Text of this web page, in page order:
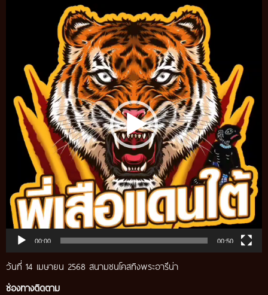
00:00 00:50
วันที่ 14 เมษายน 2568 สนามชนโคสทิงพระอารีน่า
ช่องทางติดตาม